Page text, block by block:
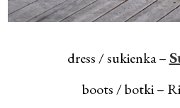
dress / sukienka –
boots / botki –